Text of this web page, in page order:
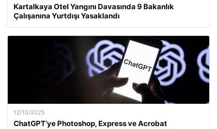
Kartalkaya Otel Yangını Davasında 9 Bakanlık
Çalışanına Yurtdışı Yasaklandı
12/10/2025
ChatGPT’ye Photoshop, Express ve Acrobat